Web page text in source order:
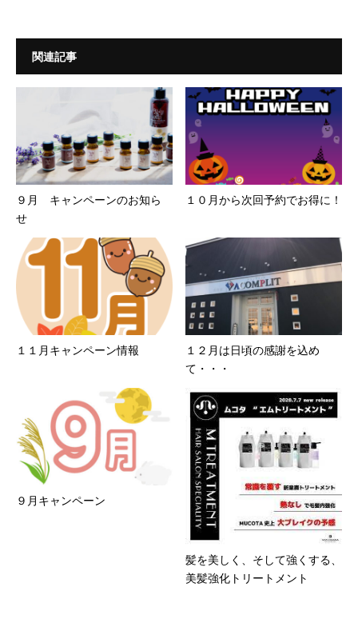
関連記事
９月 キャンペーンのお知ら
せ
１０月から次回予約でお得に！
１１月キャンペーン情報
１２月は日頃の感謝を込め
て・・・
９月キャンペーン
髪を美しく、そして強くする、
美髪強化トリートメント